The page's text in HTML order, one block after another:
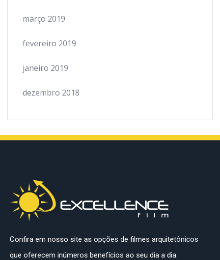
março 2019
fevereiro 2019
janeiro 2019
dezembro 2018
Confira em nosso site as opções de filmes arquitetônicos
que oferecem inúmeros benefícios ao seu dia a dia.